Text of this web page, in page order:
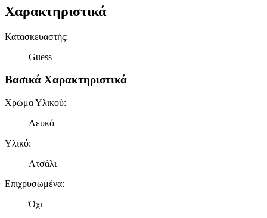
Χαρακτηριστικά
Κατασκευαστής:
Guess
Βασικά Χαρακτηριστικά
Χρώμα Υλικού:
Λευκό
Υλικό:
Ατσάλι
Επιχρυσωμένα:
Όχι